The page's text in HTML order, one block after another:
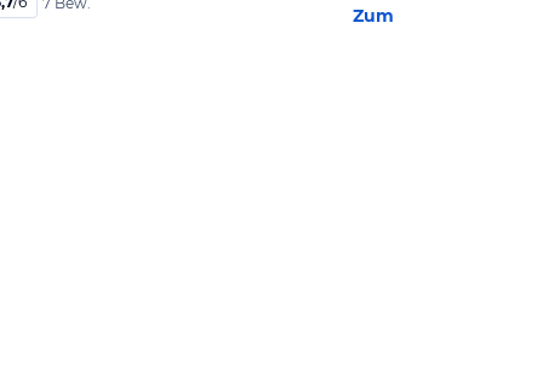
Zum Hotel